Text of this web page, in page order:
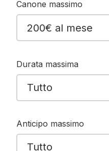
Canone massimo
Durata massima
Anticipo massimo